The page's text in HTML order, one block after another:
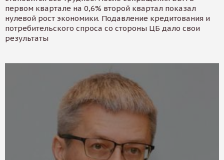
первом квартале на 0,6% второй квартал показал
нулевой рост экономики. Подавление кредитования и
потребительского спроса со стороны ЦБ дало свои
результаты